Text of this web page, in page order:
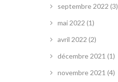
septembre 2022 (3)
mai 2022 (1)
avril 2022 (2)
décembre 2021 (1)
novembre 2021 (4)